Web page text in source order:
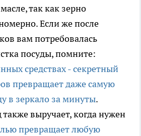
так как зерно
Если же после
вам потребовалась
посуды, помните:
средствах - секретный
превращает даже самую
в зеркало за минуты.
выручает, когда нужен
превращает любую